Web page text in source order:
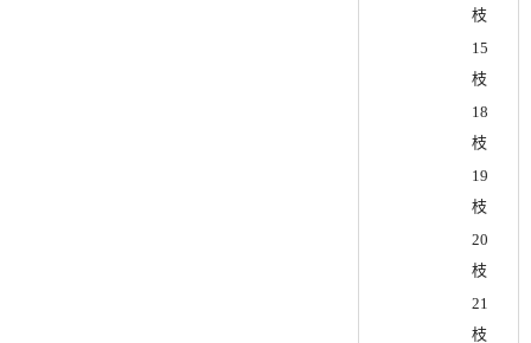
枝
15
枝
18
枝
19
枝
20
枝
21
枝